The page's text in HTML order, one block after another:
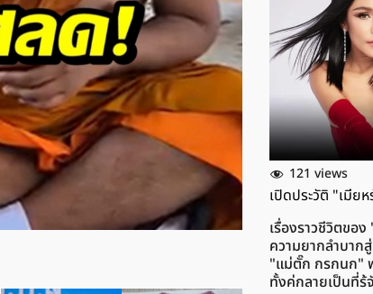
121 views
เปิดประวัติ "เมีย
เรื่องราวชีวิตขอ
ความยากลำบาก
"แม่ตั๊ก กรกนก"
ทั้งคู่กลายเป็นที่รู้